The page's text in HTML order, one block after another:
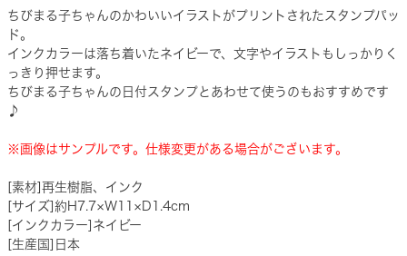
ちびまる子ちゃんのかわいいイラストがプリントされたスタンプパッ
ド。
インクカラーは落ち着いたネイビーで、文字やイラストもしっかりく
っきり押せます。
ちびまる子ちゃんの日付スタンプとあわせて使うのもおすすめです
♪
※画像はサンプルです。仕様変更がある場合がございます。
[素材]再生樹脂、インク
[サイズ]約H7.7×W11×D1.4cm
[インクカラー]ネイビー
[生産国]日本